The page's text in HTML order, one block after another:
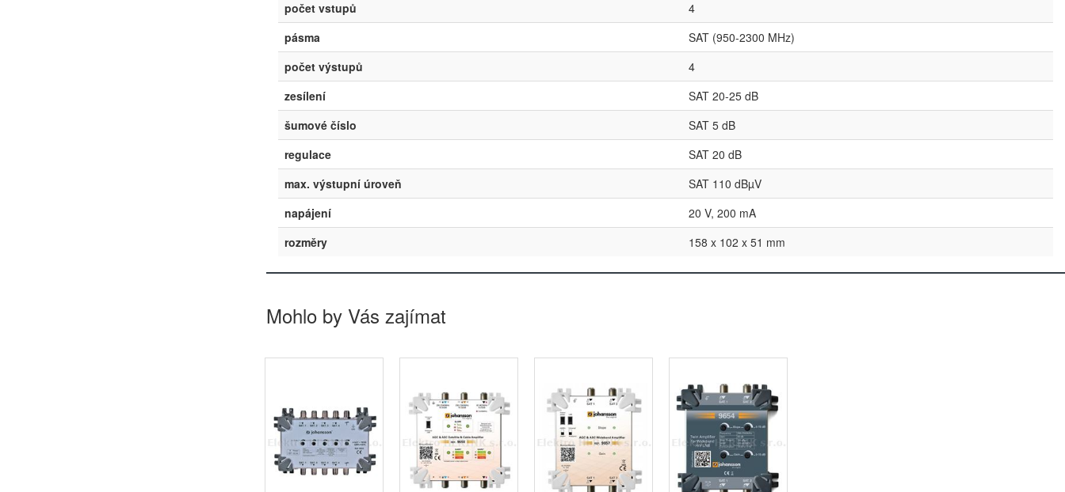
počet vstupů
4
pásma
SAT (950-2300 MHz)
počet výstupů
4
zesílení
SAT 20-25 dB
šumové číslo
SAT 5 dB
regulace
SAT 20 dB
max. výstupní úroveň
SAT 110 dBµV
napájení
20 V, 200 mA
rozměry
158 x 102 x 51 mm
Mohlo by Vás zajímat